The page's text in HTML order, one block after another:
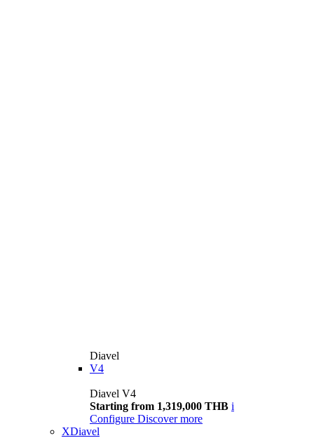
Diavel
V4
Diavel V4
Starting from 1,319,000 THB i
Configure Discover more
XDiavel